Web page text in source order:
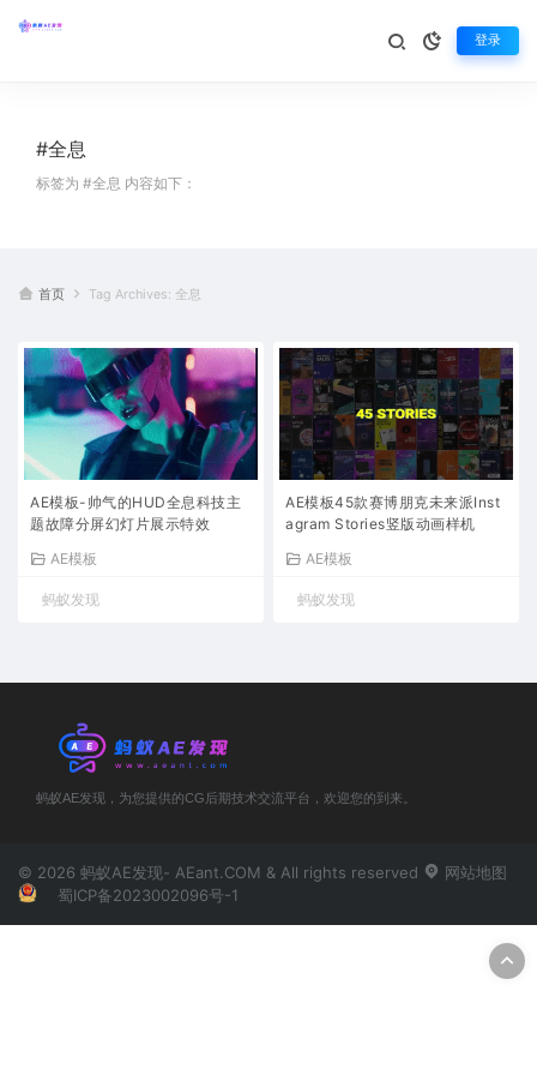
登录
#全息
标签为 #全息 内容如下：
首页 Tag Archives: 全息
AE模板-帅气的HUD全息科技主
题故障分屏幻灯片展示特效
AE模板
蚂蚁发现
AE模板45款赛博朋克未来派Inst
agram Stories竖版动画样机
AE模板
蚂蚁发现
蚂蚁AE发现，为您提供的CG后期技术交流平台，欢迎您的到来。
© 2026 蚂蚁AE发现- AEant.COM & All rights reserved
网站地图
蜀ICP备2023002096号-1